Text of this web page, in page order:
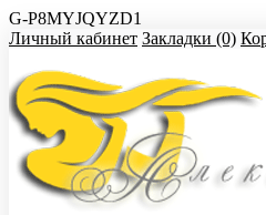
G-P8MYJQYZD1
Личный кабинет Закладки (0)